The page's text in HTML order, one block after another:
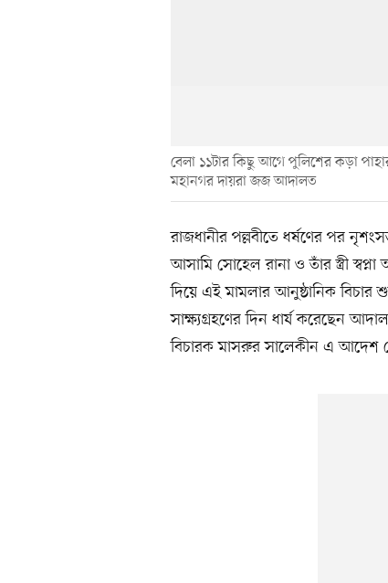
বেলা ১১টার কিছু আগে পুলিশের কড়া
মহানগর দায়রা জজ আদালত
রাজধানীর পল্লবীতে ধর্ষণের পর
আসামি সোহেল রানা ও তাঁর স্ত্রী
দিয়ে এই মামলার আনুষ্ঠানিক
সাক্ষ্যগ্রহণের দিন ধার্য করেছেন
বিচারক মাসরুর সালেকীন এ আদেশ